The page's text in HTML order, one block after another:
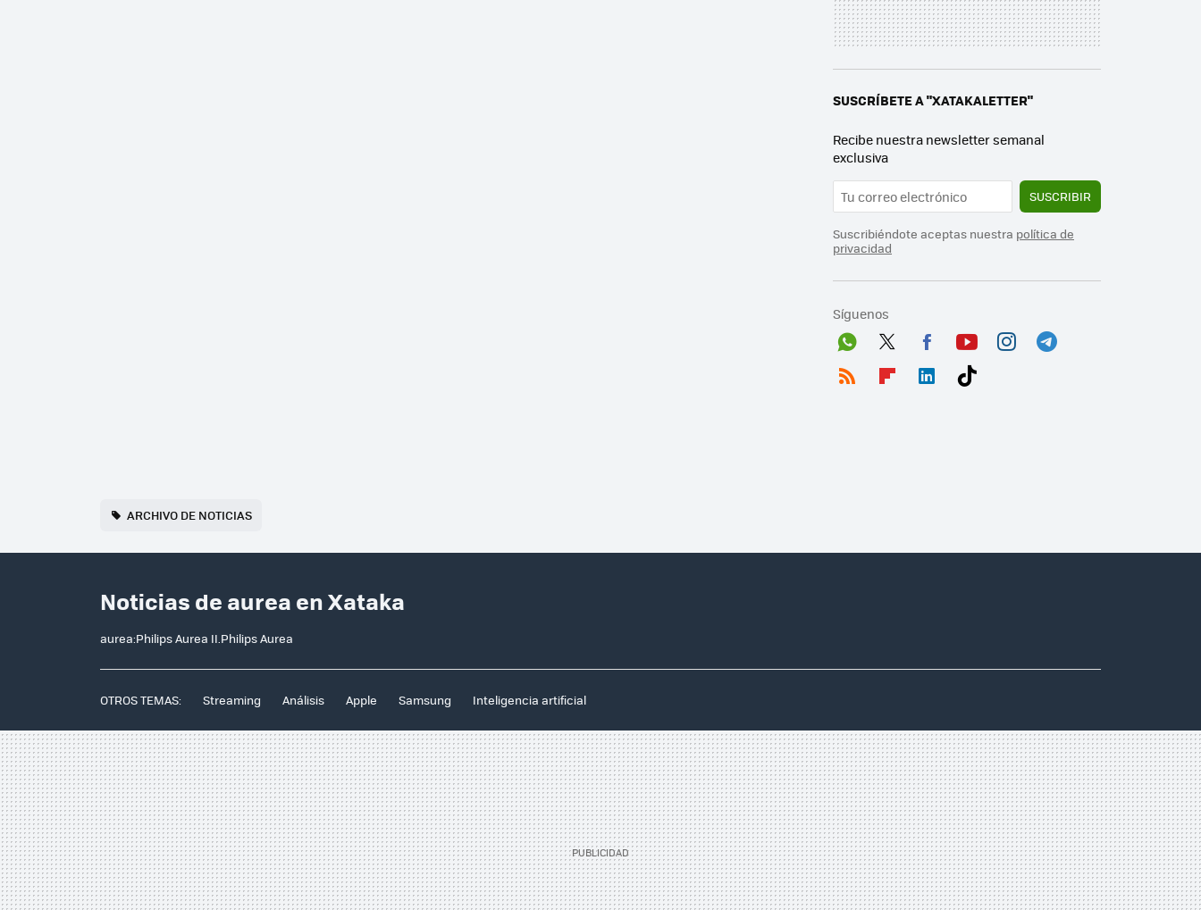
SUSCRÍBETE A "XATAKALETTER"
Recibe nuestra newsletter semanal
exclusiva
SUSCRIBIR
Suscribiéndote aceptas nuestra política de
privacidad
Síguenos
Wh
Twit
Fac
You
ARCHIVO DE NOTICIAS
Noticias de aurea en Xataka
aurea:Philips Aurea II.Philips Aurea
OTROS TEMAS: Streaming Análisis Apple Samsung Inteligencia artificial